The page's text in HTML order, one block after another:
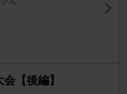
【後編】